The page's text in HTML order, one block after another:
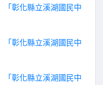
「彰化縣立溪湖國民中
「彰化縣立溪湖國民中
「彰化縣立溪湖國民中